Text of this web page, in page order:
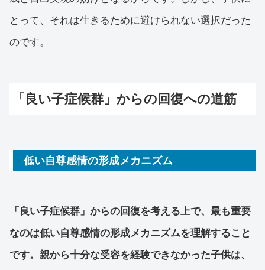
とって、それは生きるために避けられない選択だった
のです。
「良い子症候群」からの回復への道筋
低い自尊感情の形成メカニズム
「良い子症候群」からの回復を考える上で、最も重要
なのは低い自尊感情の形成メカニズムを理解すること
です。親から十分な受容を経験できなかった子供は、